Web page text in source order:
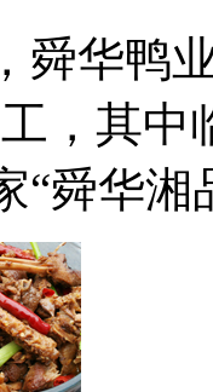
舜华鸭
，其中
“舜华湘